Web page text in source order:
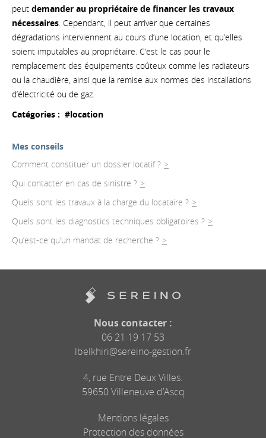
Mes conseils
Comment constituer un dossier locatif ?
Qui contacter en cas de sinistre ?
Quels sont les travaux à la charge du locataire ?
Quels sont les diagnostics techniques obligatoires ?
Qu’est-ce qu’un mandat de recherche ?
peut demander au propriétaire de financer les travaux
nécessaires . Cependant, il peut arriver que certaines
dégradations interviennent au cours d’une location, et qu’elles
soient imputables au propriétaire. C’est le cas pour le
remplacement des équipements coûteux comme les radiateurs
ou la chaudière, ainsi que la remise aux normes des installations
d’électricité ou de gaz.
Catégories : #location
Nous contacter :
06 21 19 17 53
lbelkhiri@sereino-gestion.fr
4, rue Entre Deux Villes.
59650 Villeneuve d’Ascq
Mentions légales
Protection des données